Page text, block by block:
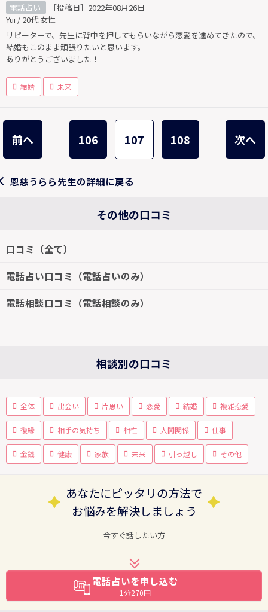
電話占い
［投稿日］2022年08月26日
Yui / 20代 女性
リピーターで、先生に背中を押してもらいながら恋愛を進めてきたので、
結婚もこのまま頑張りたいと思います。
ありがとうございました！
結婚 未来
前へ 106 107 108 次へ
恩慈うらら先生の詳細に戻る
その他の口コミ
口コミ（全て）
電話占い口コミ（電話占いのみ）
電話相談口コミ（電話相談のみ）
相談別の口コミ
全体 出会い 片思い 恋愛 結婚 複雑恋愛
復縁 相手の気持ち 相性 人間関係 仕事
金銭 健康 家族 未来 引っ越し その他
あなたにピッタリの方法で
お悩みを解決しましょう
今すぐ話したい方
電話占いを申し込む
1分270円